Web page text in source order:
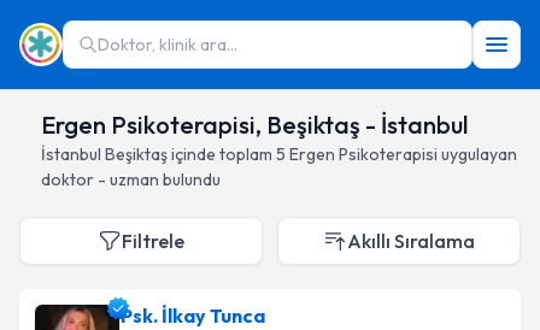
Doktor, klinik ara...
Ergen Psikoterapisi, Beşiktaş - İstanbul
İstanbul Beşiktaşiçinde toplam 5 Ergen Psikoterapisi uygulayan
doktor - uzman bulundu
Filtrele Akıllı Sıralama
Psk. İlkay Tunca